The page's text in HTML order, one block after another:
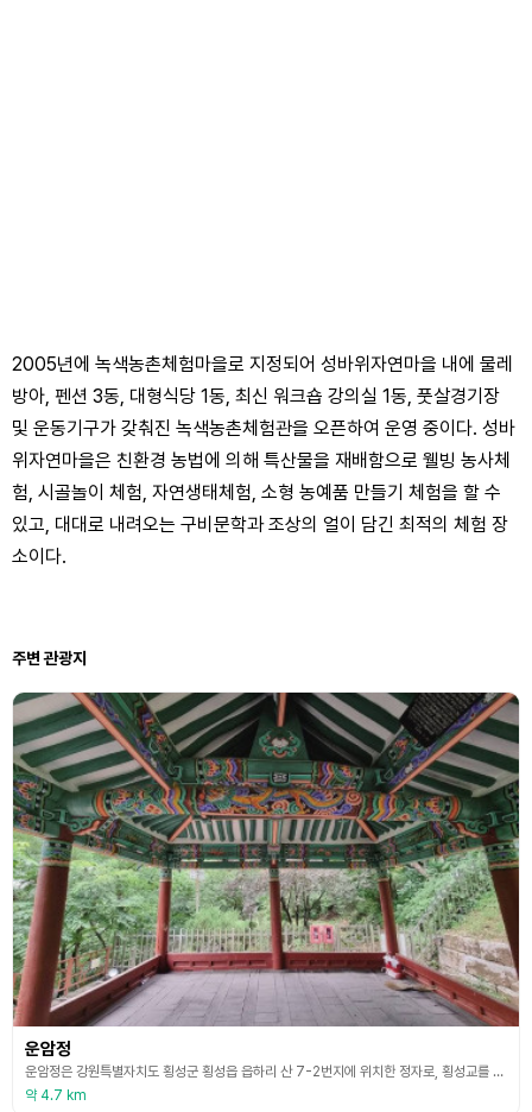
2005년에 녹색농촌체험마을로 지정되어 성바위자연마을 내에 물레
방아, 펜션 3동, 대형식당 1동, 최신 워크숍 강의실 1동, 풋살경기장
및 운동기구가 갖춰진 녹색농촌체험관을 오픈하여 운영 중이다. 성바
위자연마을은 친환경 농법에 의해 특산물을 재배함으로 웰빙 농사체
험, 시골놀이 체험, 자연생태체험, 소형 농예품 만들기 체험을 할 수
있고, 대대로 내려오는 구비문학과 조상의 얼이 담긴 최적의 체험 장
소이다.
주변 관광지
운암정
운암정은 강원특별자치도 횡성군 횡성읍 읍하리 산 7-2번지에 위치한 정자로, 횡성교를 건너자마자 오른쪽에 자리하고 있다. 아래로는 섬강이 흐르며 주변의 산수와 어우러져 아름다운 경치를 자랑하는 지역 주민들의 휴식처이다. 이 정자는 1937년 횡성 출신의 김한갑과 이원직이 공동으로 건립하였다. 두 사람은 같은 동네에서 가난하게 자라났으나 노력 끝에 성공하여 부를 이루었고, 회갑을 맞아 입지의 결실을 기념하고자 정자를 세웠다. 공사비는 두 사람이 절반씩 부
약 4.7 km